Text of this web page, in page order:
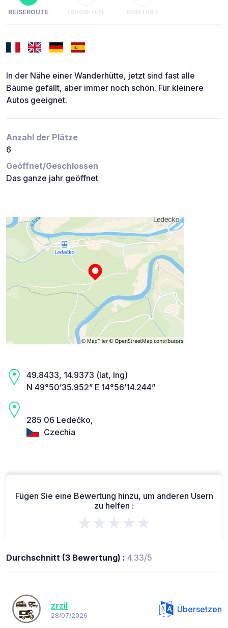
REISEROUTE FAVORITEN KONTAKT
In der Nähe einer Wanderhütte, jetzt sind fast alle
Bäume gefällt, aber immer noch schön. Für kleinere
Autos geeignet.
Anzahl der Plätze
6
Geöffnet/Geschlossen
Das ganze jahr geöffnet
49.8433, 14.9373 (lat, lng)
N 49°50’35.952” E 14°56’14.244”
285 06 Ledečko,
Czechia
Fügen Sie eine Bewertung hinzu, um anderen Usern
zu helfen :
★★★★★
Durchschnitt (3 Bewertung) : 4.33/5
zrzil
28/07/2026
Übersetzen